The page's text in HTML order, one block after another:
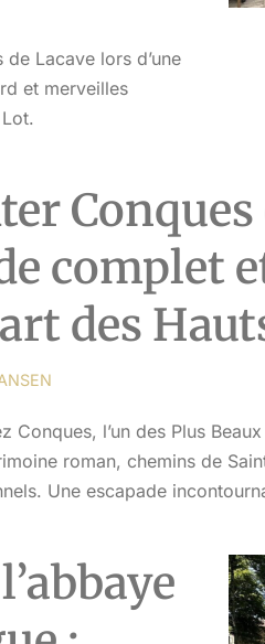
hôtes.
Lacave lors d’une
et merveilles
complet
des
Conques, l’un des Plus
roman, chemins de
Une escapade